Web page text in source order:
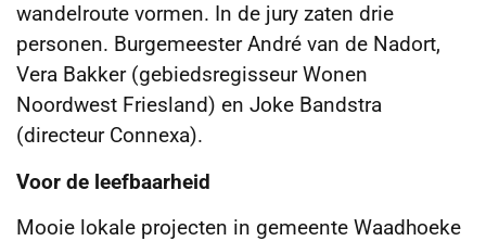
wandelroute vormen. In de jury zaten drie
personen. Burgemeester André van de Nadort,
Vera Bakker (gebiedsregisseur Wonen
Noordwest Friesland) en Joke Bandstra
(directeur Connexa).
Voor de leefbaarheid
Mooie lokale projecten in gemeente Waadhoeke